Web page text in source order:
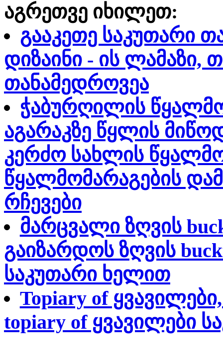
აგრეთვე იხილეთ:
გააკეთე საკუთარი
დიზაინი - ის ლამაზი,
თანამედროვეა
ჭაბურღილის
აგარაკზე წყლის
კერძო სახლის
წყალმომარაგების
რჩევები
მარცვალი ზღვის
გაიზარდოს ზღვის
საკუთარი ხელით
Topiary of
topiary of ყვავილები